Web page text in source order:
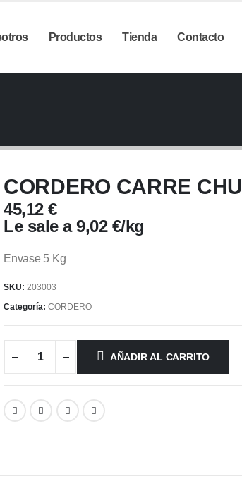
Productos Tienda Contacto
CORDERO CARRE
45,12€
Le sale a 9,02 €/kg
Envase 5 Kg
SKU: 203003
Categoría: CORDERO
AÑADIR AL CARRITO